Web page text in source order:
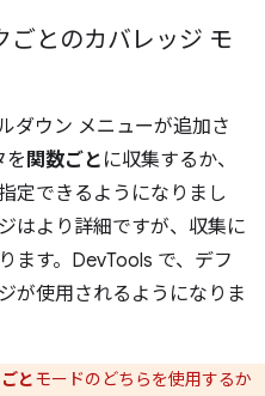
ごとのカバレッジ モ
ダウン メニューが追加さ
を 関数ごと に収集するか、
定できるようになりまし
はより詳細ですが、収集に
ます。DevTools で、デフ
が使用されるようになりま
とモードのどちらを使用するか